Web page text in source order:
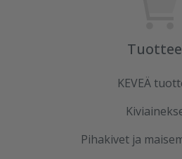
KEVEÄ
Pihakivet ja